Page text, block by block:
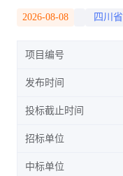
2026-08-08 四川省
项目编号
发布时间
投标截止时间
招标单位
中标单位